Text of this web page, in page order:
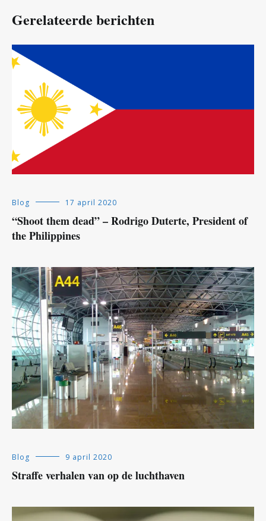
Gerelateerde berichten
Blog 17 april 2020
“Shoot them dead” – Rodrigo Duterte, President of
the Philippines
Blog 9 april 2020
Straffe verhalen van op de luchthaven